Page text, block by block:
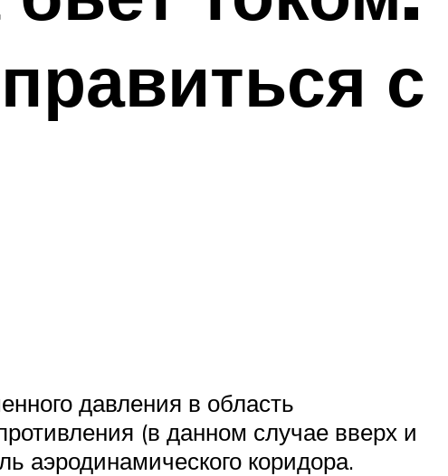
с
давления в область
(в данном случае вверх и
аэродинамического коридора.